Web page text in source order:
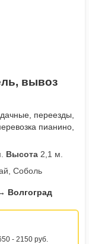
вывоз
переезды,
пианино,
Высота 2,1 м.
Соболь
Волгоград
- 2150 руб.